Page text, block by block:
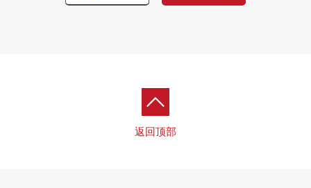
・中野四季的森公园…约680m(步行9分钟)
■ 在找想要的家方面给予帮助的━━━━━・・・
返回顶部